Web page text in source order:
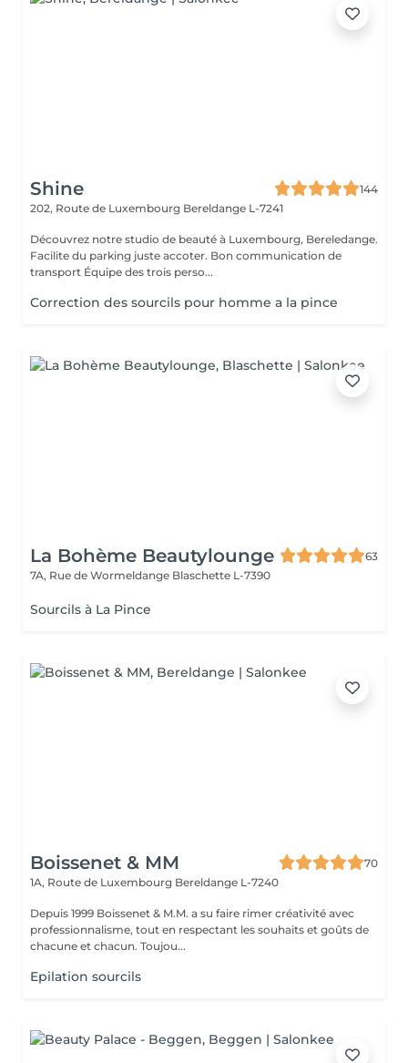
Shine
144
202, Route de Luxembourg Bereldange L-7241
Découvrez notre studio de beauté à Luxembourg, Bereledange.
Facilite du parking juste accoter. Bon communication de
transport Équipe des trois perso...
Correction des sourcils pour homme a la pince
La Bohème Beautylounge
63
7A, Rue de Wormeldange Blaschette L-7390
Sourcils à La Pince
Boissenet & MM
70
1A, Route de Luxembourg Bereldange L-7240
Depuis 1999 Boissenet & M.M. a su faire rimer créativité avec
professionnalisme, tout en respectant les souhaits et goûts de
chacune et chacun. Toujou...
Epilation sourcils